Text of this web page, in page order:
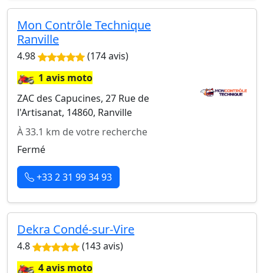
Mon Contrôle Technique
Ranville
4.98 (174 avis)
🏍️1 avis moto
ZAC des Capucines, 27 Rue de
l'Artisanat, 14860, Ranville
À 33.1 km de votre recherche
Fermé
+33 2 31 99 34 93
Dekra Condé-sur-Vire
4.8 (143 avis)
🏍️4 avis moto